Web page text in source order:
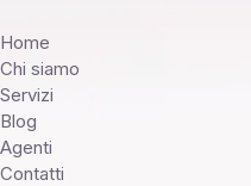
Home
Chi siamo
Servizi
Blog
Agenti
Contatti